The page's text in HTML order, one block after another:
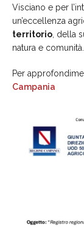
Visciano e per
un’eccellenza
territorio, della
natura e comunità.
Per
Campania